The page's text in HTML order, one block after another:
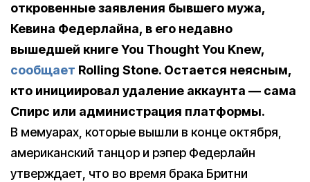
откровенные заявления бывшего мужа,
Кевина Федерлайна, в его недавно
вышедшей книге You Thought You Knew,
сообщает Rolling Stone. Остается неясным,
кто инициировал удаление аккаунта — сама
Спирс или администрация платформы.
В мемуарах, которые вышли в конце октября,
американский танцор и рэпер Федерлайн
утверждает, что во время брака Бритни